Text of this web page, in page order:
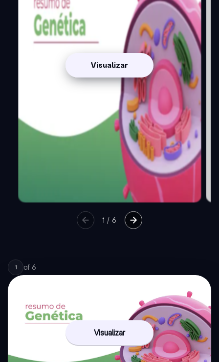
Visualizar
1 /6
1 of 6
Visualizar